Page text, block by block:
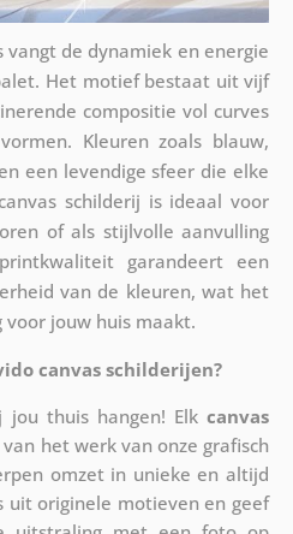
de dynamiek en energie
Het motief bestaat uit vijf
compositie vol curves
Kleuren zoals blauw,
een levendige sfeer die elke
schilderij is ideaal voor
of als stijlvolle aanvulling
garandeert een
van de kleuren, wat het
voor jouw huis maakt.
canvas schilderijen?
jou thuis hangen! Elkcanvas
het werk van onze grafisch
omzet in unieke en altijd
uit originele motieven en geef